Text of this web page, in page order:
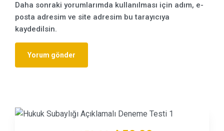
Daha sonraki yorumlarımda kullanılması için adım, e-
posta adresim ve site adresim bu tarayıcıya
kaydedilsin.